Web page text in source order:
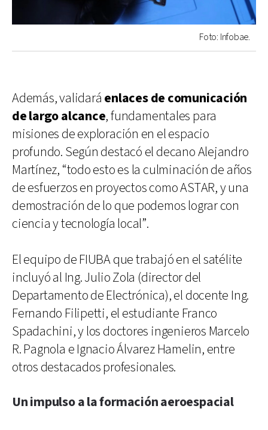
Foto: Infobae.
Además, validará enlaces de comunicación
de largo alcance, fundamentales para
misiones de exploración en el espacio
profundo. Según destacó el decano Alejandro
Martínez, “todo esto es la culminación de años
de esfuerzos en proyectos como ASTAR, y una
demostración de lo que podemos lograr con
ciencia y tecnología local”.
El equipo de FIUBA que trabajó en el satélite
incluyó al Ing. Julio Zola (director del
Departamento de Electrónica), el docente Ing.
Fernando Filipetti, el estudiante Franco
Spadachini, y los doctores ingenieros Marcelo
R. Pagnola e Ignacio Álvarez Hamelin, entre
otros destacados profesionales.
Un impulso a la formación aeroespacial